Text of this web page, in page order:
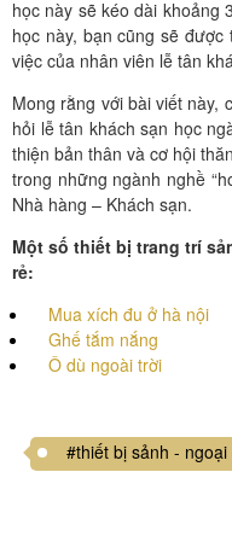
học này sẽ kéo dài khoảng
học này, bạn cũng sẽ
việc của nhân viên lễ tân
Mong rằng với bài viết này,
hỏi lễ tân khách sạn học
thiện bản thân và cơ hội
trong những ngành nghề
Nhà hàng – Khách sạn.
Một số thiết bị trang trí
rẻ:
Mua xích đu ở hà nội
Ghế tắm nắng
Ô dù ngoài trời
#thiết bị sảnh - ngoại